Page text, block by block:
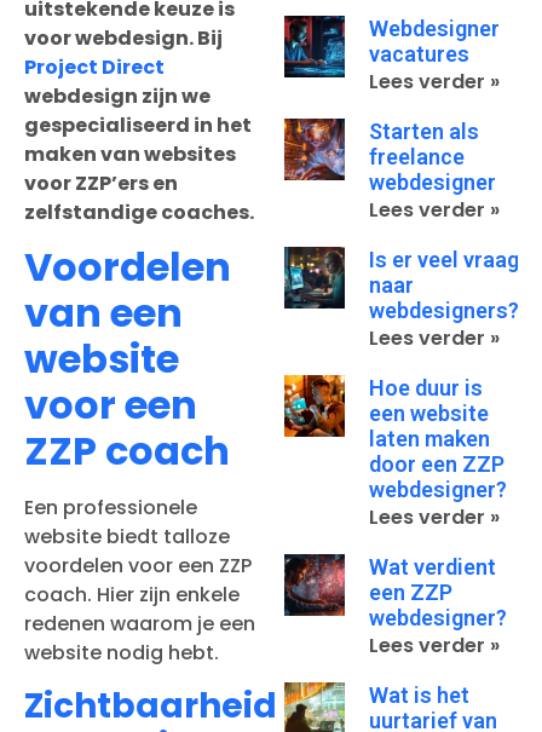
uitstekende keuze is
voor webdesign. Bij
Project Direct
webdesign zijn we
gespecialiseerd in het
maken van websites
voor ZZP’ers en
zelfstandige coaches.
Voordelen
van een
website
voor een
ZZP coach
Een professionele
website biedt talloze
voordelen voor een ZZP
coach. Hier zijn enkele
redenen waarom je een
website nodig hebt.
Zichtbaarheid
Webdesigner
vacatures
Lees verder »
Starten als
freelance
webdesigner
Lees verder »
Is er veel vraag
naar
webdesigners?
Lees verder »
Hoe duur is
een website
laten maken
door een ZZP
webdesigner?
Lees verder »
Wat verdient
een ZZP
webdesigner?
Lees verder »
Wat is het
uurtarief van